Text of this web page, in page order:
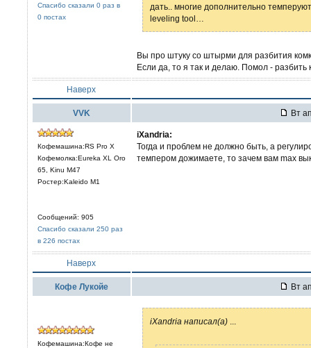
Спасибо сказали 0 раз в
0 постах
дать.. многие дополнительно
leveling tool…
Вы про штуку со штырми для разбития
Если да, то я так и делаю. Помол -
Наверх
VVK Вт
Кофемашина:RS Pro X
Кофемолка:Eureka XL Oro
65, Kinu M47
Ростер:Kaleido M1
Сообщений: 905
Спасибо сказали 250 раз
в 226 постах
iXandria:
Тогда и проблем не должно быть, а
темпером дожимаете, то зачем вам max
Наверх
Кофе Лукойе Вт
Кофемашина:Кофе не
iXandria написал(а)